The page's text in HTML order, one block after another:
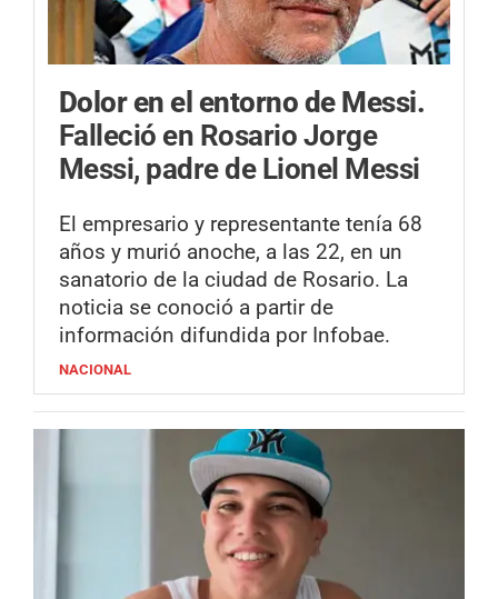
Dolor en el entorno de Messi.
Falleció en Rosario Jorge
Messi, padre de Lionel Messi
El empresario y representante tenía 68
años y murió anoche, a las 22, en un
sanatorio de la ciudad de Rosario. La
noticia se conoció a partir de
información difundida por Infobae.
NACIONAL